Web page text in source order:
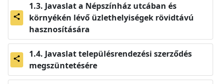
share
Javaslat a Népszínház utcában és
környékén lévő üzlethelyiségek rövidtávú
hasznosítására
share
Javaslat településrendezési szerződés
megszüntetésére